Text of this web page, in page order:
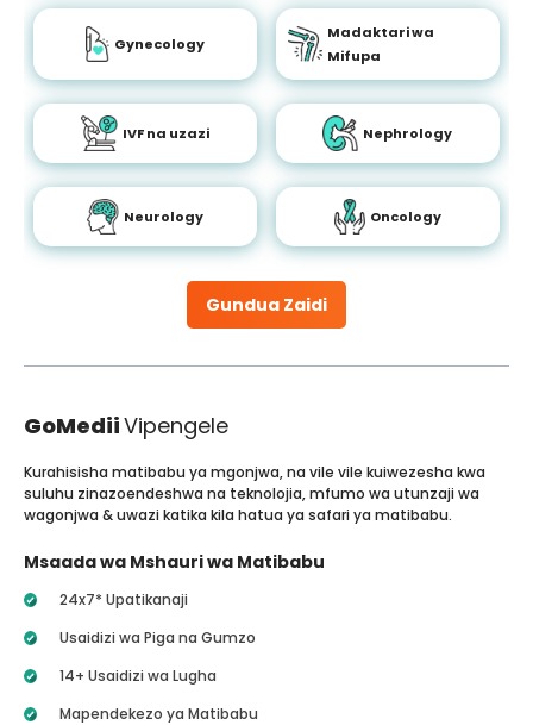
Gundua Zaidi
Gynecology
Madaktari wa
Mifupa
IVF na uzazi Nephrology
Neurology Oncology
GoMediiVipengele
Kurahisisha matibabu ya mgonjwa, na vile vile kuiwezesha kwa
suluhu zinazoendeshwa na teknolojia, mfumo wa utunzaji wa
wagonjwa & uwazi katika kila hatua ya safari ya matibabu.
Msaada wa Mshauri wa Matibabu
24x7* Upatikanaji
Usaidizi wa Piga na Gumzo
14+ Usaidizi wa Lugha
Mapendekezo ya Matibabu